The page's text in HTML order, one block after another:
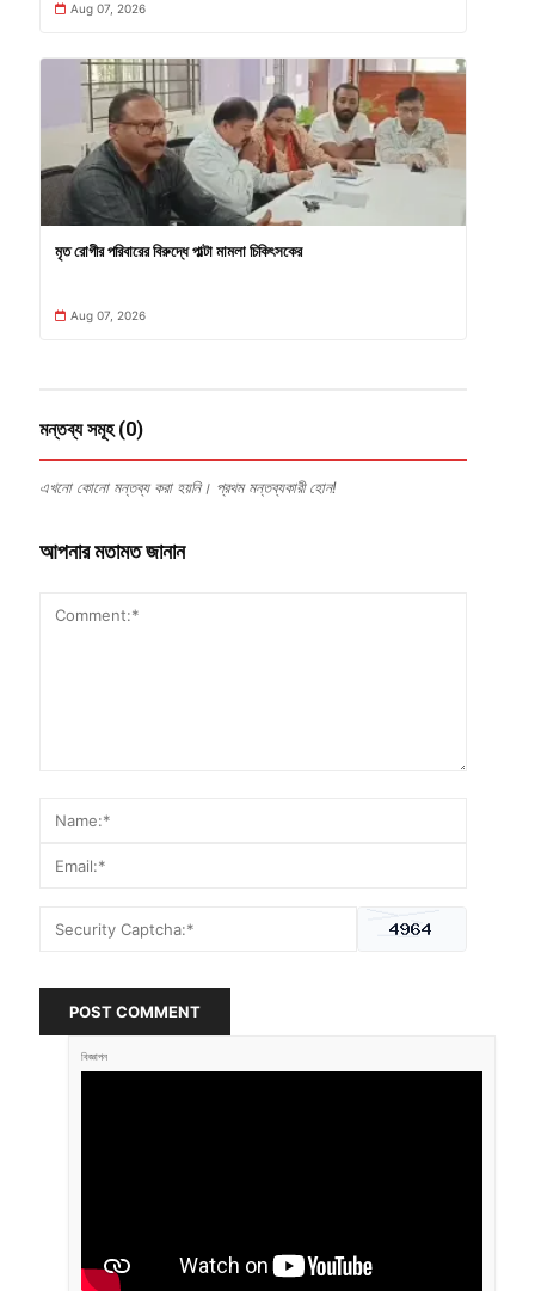
Aug 07, 2026
মৃত রোগীর পরিবারের বিরুদ্ধে পাল্টা মামলা চিকিৎসকের
Aug 07, 2026
মন্তব্য সমূহ (0)
এখনো কোনো মন্তব্য করা হয়নি। প্রথম মন্তব্যকারী হোন!
আপনার মতামত জানান
POST COMMENT
বিজ্ঞাপন